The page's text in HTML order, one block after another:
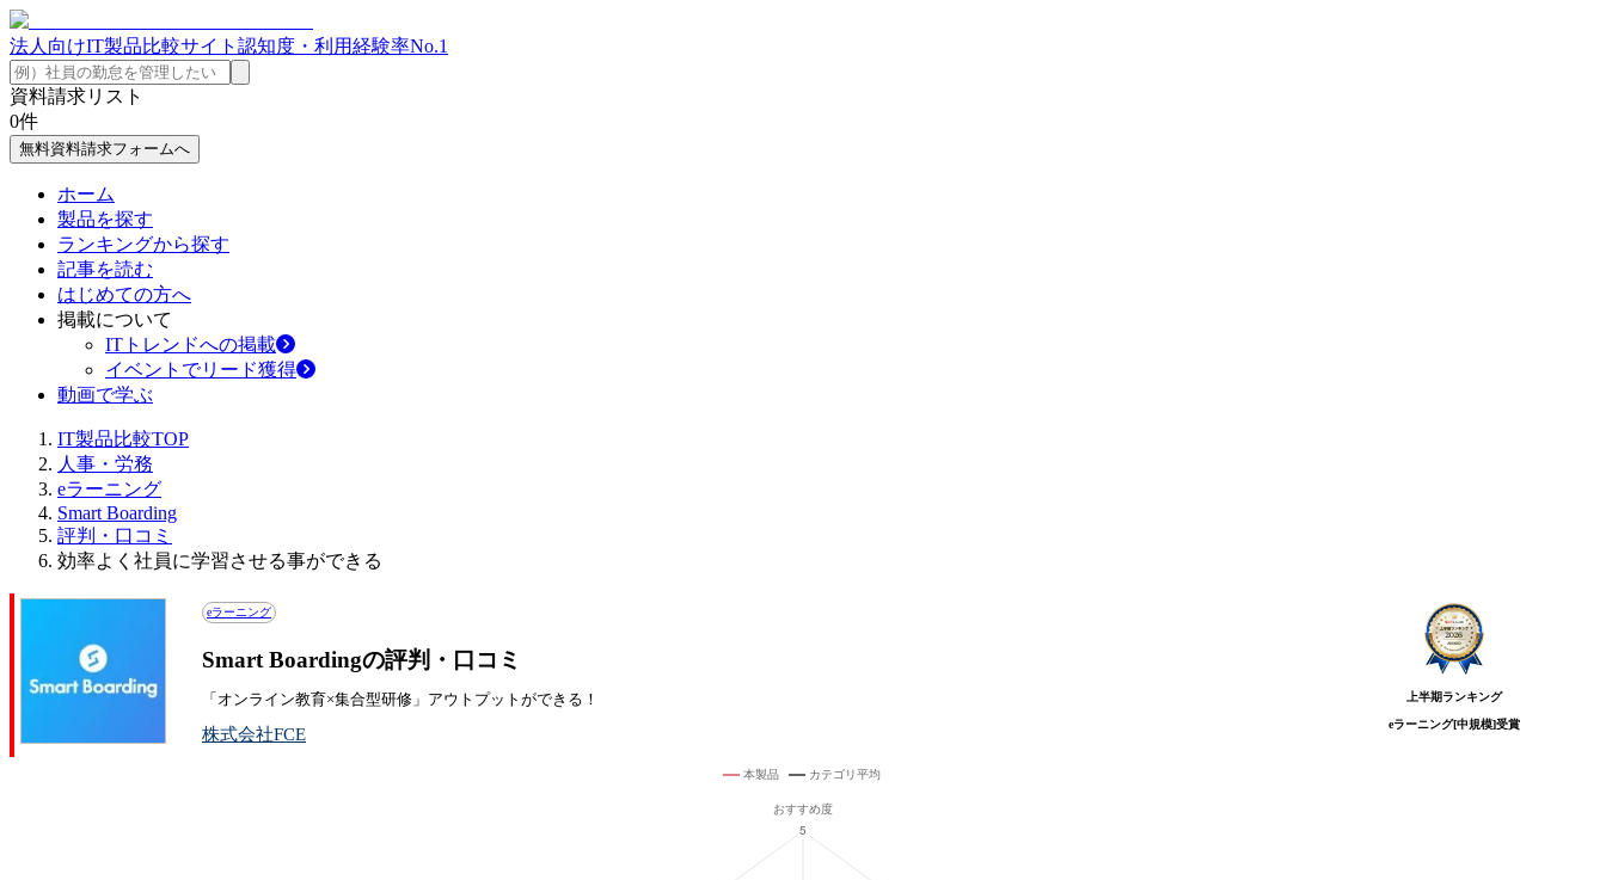
法人向けIT製品比較サイト 認知度・利用経験率No.1
資料請求リスト
0件
無料資料請求フォームへ
ホーム
製品を探す
ランキングから探す
記事を読む
はじめての方へ
掲載について
ITトレンドへの掲載
イベントでリード獲得
動画で学ぶ
IT製品比較TOP
人事・労務
eラーニング
Smart Boarding
評判・口コミ
効率よく社員に学習させる事ができる
eラーニング
Smart Boardingの評判・口コミ
「オンライン教育×集合型研修」アウトプットができる！
株式会社FCE
上半期ランキング
eラーニング[中規模]受賞